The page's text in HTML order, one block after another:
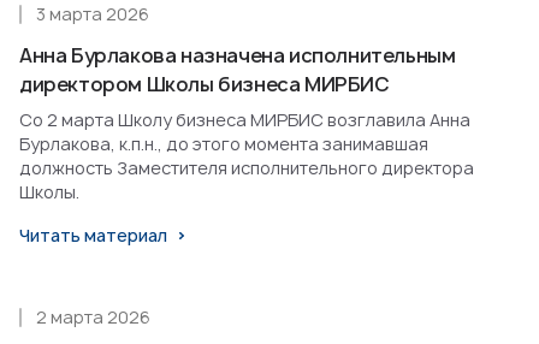
Анна Бурлакова назначена исполнительным
директором Школы бизнеса МИРБИС
3 марта 2026
Со 2 марта Школу бизнеса МИРБИС возглавила Анна
Бурлакова, к.п.н., до этого момента занимавшая
должность Заместителя исполнительного директора
Школы.
Читать материал
2 марта 2026